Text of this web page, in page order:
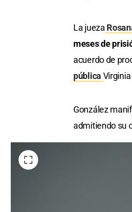
La jueza
meses de
acuerdo de
pública
González
admitiendo su